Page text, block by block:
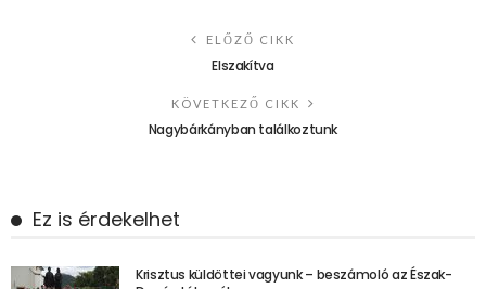
ELŐZŐ CIKK
Elszakítva
KÖVETKEZŐ CIKK
Nagybárkányban találkoztunk
Ez is érdekelhet
Krisztus küldöttei vagyunk – beszámoló az Észak-